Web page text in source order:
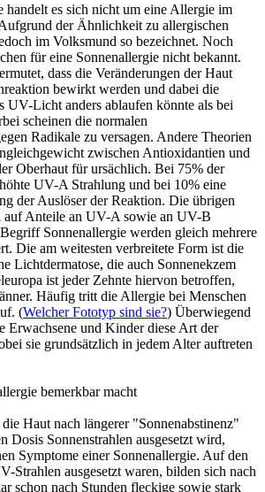
handelt es sich nicht um eine Allergie im
der Ähnlichkeit zu allergischen
im Volksmund so bezeichnet. Noch
für eine Sonnenallergie nicht bekannt.
dass die Veränderungen der Haut
bewirkt werden und dabei die
UV-Licht anders ablaufen könnte als bei
scheinen die normalen
Radikale zu versagen. Andere Theorien
zwischen Antioxidantien und
Oberhaut für ursächlich. Bei 75% der
UV-A Strahlung und bei 10% eine
der Auslöser der Reaktion. Die übrigen
auf Anteile an UV-A sowie an UV-B
Sonnenallergie werden gleich mehrere
Die am weitesten verbreitete Form ist die
Lichtdermatose, die auch Sonnenekzem
ist jeder Zehnte hiervon betroffen,
Häufig tritt die Allergie bei Menschen
(Welcher Fototyp sind sie?) Überwiegend
Erwachsene und Kinder diese Art der
sie grundsätzlich in jedem Alter auftreten
bemerkbar macht
Haut nach längerer "Sonnenabstinenz"
Dosis Sonnenstrahlen ausgesetzt wird,
Symptome einer Sonnenallergie. Auf den
Strahlen ausgesetzt waren, bilden sich nach
schon nach Stunden fleckige sowie stark